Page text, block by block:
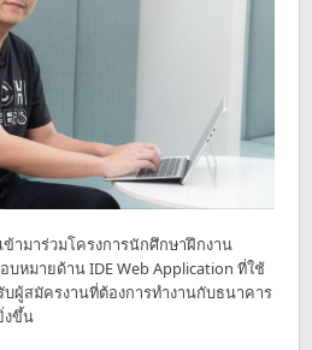
ามาร่วมโครงการนักศึกษาฝึกงาน
บหมายด้าน IDE Web Application ที่ใช้
บผู้สมัครงานที่ต้องการทำงานกับธนาคาร
งขึ้น